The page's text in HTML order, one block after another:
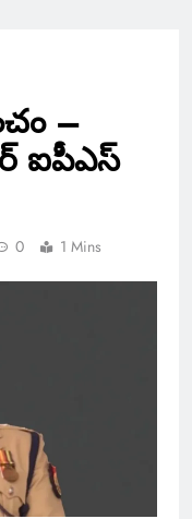
–
ఐపీఎస్
0 1 Mins